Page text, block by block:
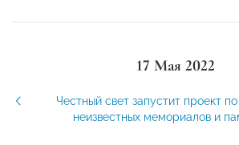
17 Мая 2022
Честный свет запустит проект
неизвестных мемориалов и